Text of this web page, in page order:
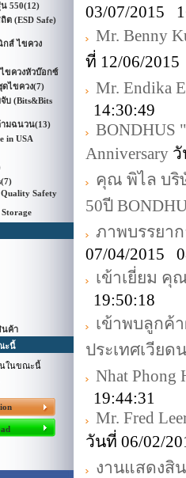
550(12)
(ESD Safe)
กส์ ไขควง
ขควงหัวบ๊อกซ์
ดไขควง(7)
บ (Bits&Bits
ามฉนวน(13)
in USA
(7)
Safety
นค้า
ะนี้
นในขณะนี้
03/07/2015
Mr. Benny
ที่ 12/06/
Mr. Endika
14:30:49
BONDHUS
Anniversary วั
คุณ พิไล บริ
50ปี
ภาพบรรยาก
07/04/2015
เข้าเยี่ยม คุ
19:50:18
เข้าพบลูกค้
ประเทศเวียด
Nhat Phong
19:44:31
Mr. Fred
วันที่ 06/02/
งานแสดงสิ